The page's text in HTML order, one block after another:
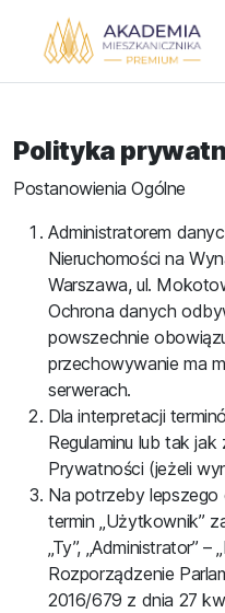
Polityka
Postanowienia Ogólne
Administratorem
Nieruchomości na
Warszawa, ul.
Ochrona danych
powszechnie
przechowywanie ma
serwerach.
Dla interpretacji
Regulaminu lub tak
Prywatności (jeżeli
Na potrzeby
termin „Użytkownik”
„Ty”, „Administrator” –
Rozporządzenie
2016/679 z dnia 27